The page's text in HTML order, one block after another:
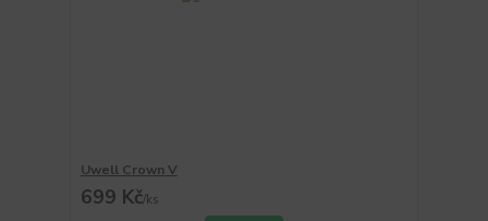
Uwell Crown V
699 Kč/ks